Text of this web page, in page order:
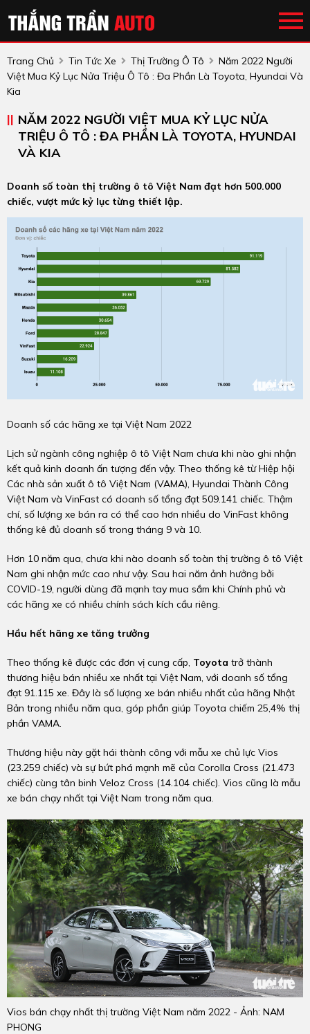
Trang Chủ Tin Tức Xe Thị Trường Ô Tô
Năm 2022 Người
Việt Mua Kỷ Lục Nửa Triệu Ô Tô : Đa Phần Là Toyota, Hyundai Và
Kia
NĂM 2022 NGƯỜI VIỆT MUA KỶ LỤC NỬA
TRIỆU Ô TÔ : ĐA PHẦN LÀ TOYOTA, HYUNDAI
VÀ KIA
Doanh số toàn thị trường ô tô Việt Nam đạt hơn 500.000
chiếc, vượt mức kỷ lục từng thiết lập.
Doanh số các hãng xe tại Việt Nam 2022
Lịch sử ngành công nghiệp ô tô Việt Nam chưa khi nào ghi nhận
kết quả kinh doanh ấn tượng đến vậy. Theo thống kê từ Hiệp hội
Các nhà sản xuất ô tô Việt Nam (VAMA), Hyundai Thành Công
Việt Nam và VinFast có doanh số tổng đạt 509.141 chiếc. Thậm
chí, số lượng xe bán ra có thể cao hơn nhiều do VinFast không
thống kê đủ doanh số trong tháng 9 và 10.
Hơn 10 năm qua, chưa khi nào doanh số toàn thị trường ô tô Việt
Nam ghi nhận mức cao như vậy. Sau hai năm ảnh hưởng bởi
COVID-19, người dùng đã mạnh tay mua sắm khi Chính phủ và
các hãng xe có nhiều chính sách kích cầu riêng.
Hầu hết hãng xe tăng trưởng
Theo thống kê được các đơn vị cung cấp, Toyota trở thành
thương hiệu bán nhiều xe nhất tại Việt Nam, với doanh số tổng
đạt 91.115 xe. Đây là số lượng xe bán nhiều nhất của hãng Nhật
Bản trong nhiều năm qua, góp phần giúp Toyota chiếm 25,4% thị
phần VAMA.
Thương hiệu này gặt hái thành công với mẫu xe chủ lực Vios
(23.259 chiếc) và sự bứt phá mạnh mẽ của Corolla Cross (21.473
chiếc) cùng tân binh Veloz Cross (14.104 chiếc). Vios cũng là mẫu
xe bán chạy nhất tại Việt Nam trong năm qua.
Vios bán chạy nhất thị trường Việt Nam năm 2022 - Ảnh: NAM
PHONG